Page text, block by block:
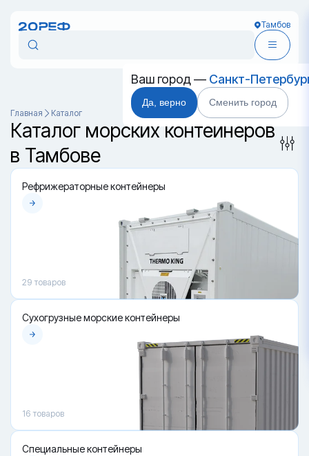
Тамбов
Ваш город — Санкт-
Да, верно Сменить город
Главная Каталог
Каталог морских контейнеров
в Тамбове
Рефрижераторные контейнеры
29 товаров
Сухогрузные морские контейнеры
16 товаров
Специальные контейнеры